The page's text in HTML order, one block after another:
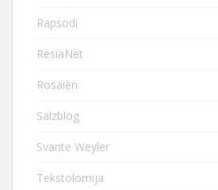
Rapsodi
ResiaNet
Rosaièn
Salzblog
Svante Weyler
Tekstolomija